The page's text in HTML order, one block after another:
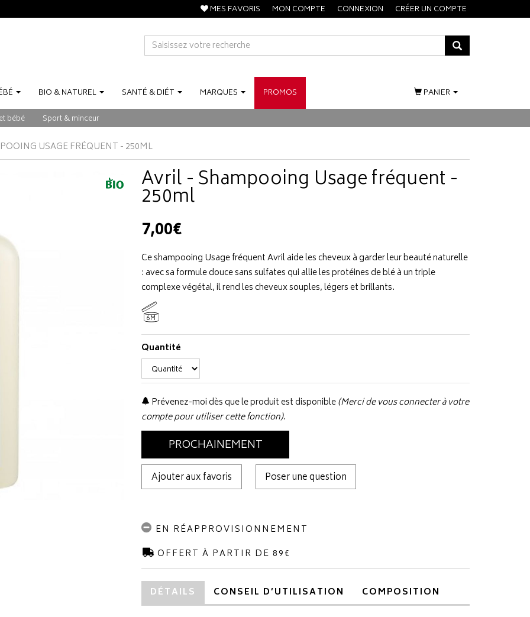
MES FAVORIS MON COMPTE CONNEXION CRÉER UN COMPTE
BIO &NATUREL SANTÉ &DIÉT MARQUES PROMOS
bébé Sport & minceur
PANIER
USAGE FRÉQUENT - 250ML
Avril - Shampooing Usage fréquent -
250ml
7,00€
Ce shampooing Usage fréquent Avril aide les cheveux à garder leur beauté naturelle
: avec sa formule douce sans sulfates qui allie les protéines de blé à un triple
complexe végétal, il rend les cheveux souples, légers et brillants.
6M
Quantité
Prévenez-moi dès que le produit est disponible(Merci de vous connecter à votre
compte pour utiliser cette fonction).
PROCHAINEMENT
Ajouter aux favoris Poser une question
EN RÉAPPROVISIONNEMENT
OFFERT À PARTIR DE 89€
DÉTAILS CONSEIL D’UTILISATION COMPOSITION